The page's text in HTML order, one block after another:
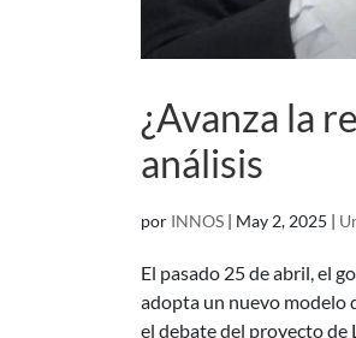
¿Avanza la
análisis
por INNOS | May 2, 2025 |
El pasado 25 de abril, el
adopta un nuevo modelo
el debate del proyecto de